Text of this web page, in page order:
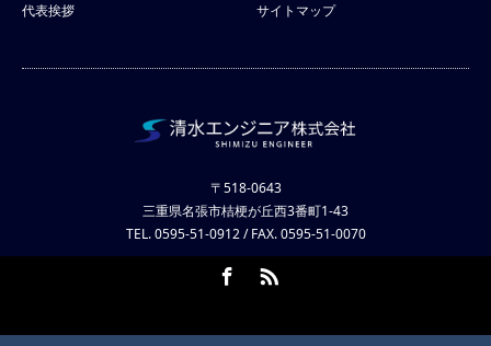
代表挨拶
サイトマップ
〒518-0643
三重県名張市桔梗が丘西3番町1-43
TEL. 0595-51-0912 / FAX. 0595-51-0070
FacebookRSS